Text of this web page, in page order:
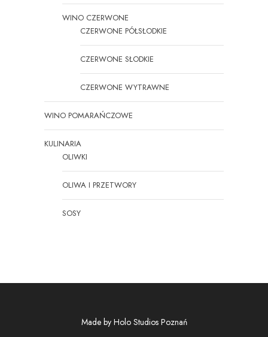
WINO CZERWONE
CZERWONE PÓŁSŁODKIE
CZERWONE SŁODKIE
CZERWONE WYTRAWNE
WINO POMARAŃCZOWE
KULINARIA
OLIWKI
OLIWA I PRZETWORY
SOSY
Made by Holo Studios Poznań